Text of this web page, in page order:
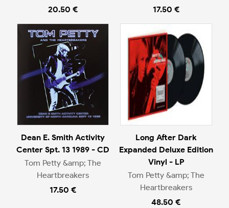
20.50 €
17.50 €
Dean E. Smith Activity
Center Spt. 13 1989 - CD
Tom Petty &amp; The
Heartbreakers
17.50 €
Long After Dark
Expanded Deluxe Edition
Vinyl - LP
Tom Petty &amp; The
Heartbreakers
48.50 €